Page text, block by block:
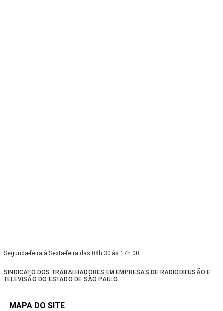
Segunda-feira à Sexta-feira das 08h:30 às 17h:00
SINDICATO DOS TRABALHADORES EM EMPRESAS DE RADIODIFUSÃO E
TELEVISÃO DO ESTADO DE SÃO PAULO
MAPA DO SITE